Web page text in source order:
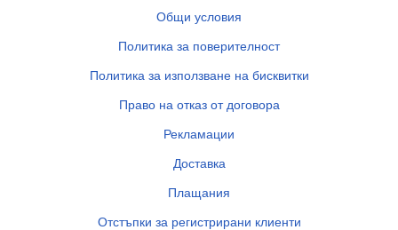
Общи условия
Политика за поверителност
Политика за използване на бисквитки
Право на отказ от договора
Рекламации
Доставка
Плащания
Отстъпки за регистрирани клиенти